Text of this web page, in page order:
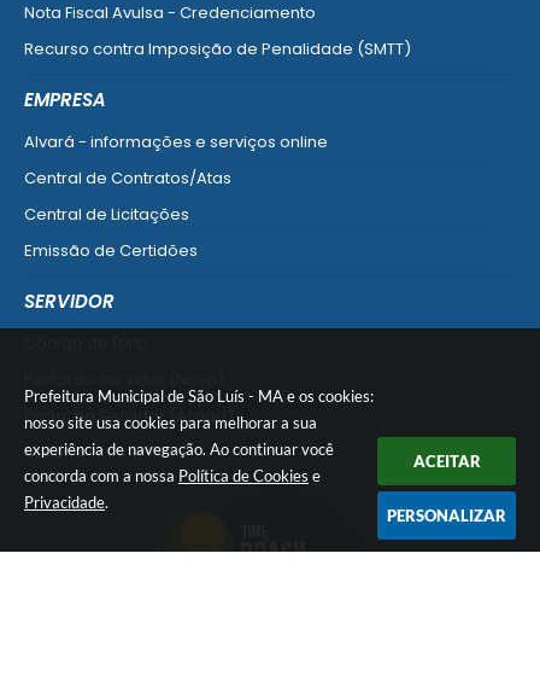
Prefeitura Municipal de São Luís - MA e os cookies:
nosso site usa cookies para melhorar a sua
experiência de navegação. Ao continuar você
concorda com a nossa Política de Cookies e
Privacidade.
ACEITAR
PERSONALIZAR
Nota Fiscal Avulsa - Credenciamento
Recurso contra Imposição de Penalidade (SMTT)
EMPRESA
Alvará - informações e serviços online
Central de Contratos/Atas
Central de Licitações
Emissão de Certidões
Ver mais serviços para Empresa
SERVIDOR
Portal do Servidor (Antigo)
Usuário Interno SEI!
SISCON